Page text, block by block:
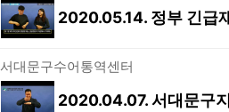
2020.05.14. 정부 긴급
서대문구수어통역센터
2020.04.07. 서대문구